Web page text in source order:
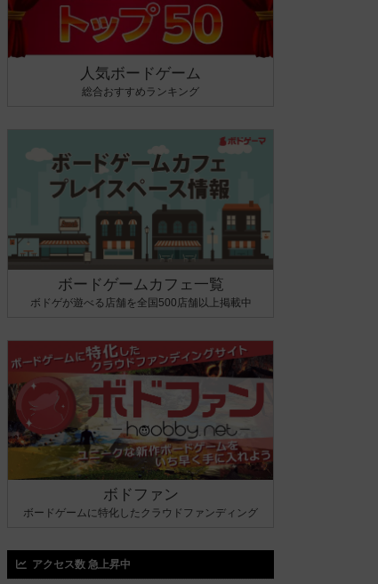
人気ボードゲーム
総合おすすめランキング
ボードゲームカフェ一覧
ボドゲが遊べる店舗を全国500店舗以上掲載中
ボドファン
ボードゲームに特化したクラウドファンディング
アクセス数 急上昇中